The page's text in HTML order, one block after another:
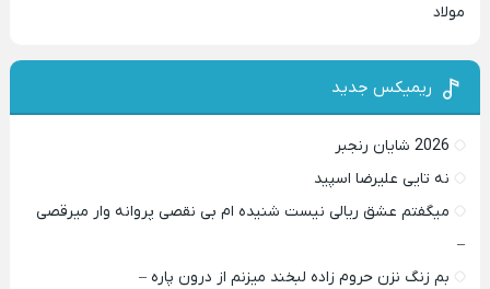
مولاد
ریمیکس جدید
2026 شایان رنجبر
نه تایی علیرضا اسپید
میگفتم عشق ریالی نیست شنیده ام بی نقصی پروانه وار میرقصی
–
بم زنگ نزن حروم زاده لبخند میزنم از درون پاره –